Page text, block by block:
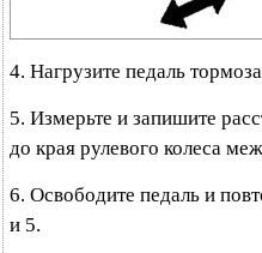
4. Нагрузите педаль
5. Измерьте и запишите
до края рулевого колеса
6. Освободите педаль и
и 5.